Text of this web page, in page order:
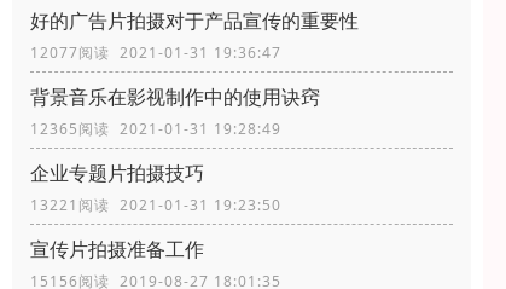
好的广告片拍摄对于产品宣传的重要性
12077阅读 2021-01-31 19:36:47
背景音乐在影视制作中的使用诀窍
12365阅读 2021-01-31 19:28:49
企业专题片拍摄技巧
13221阅读 2021-01-31 19:23:50
宣传片拍摄准备工作
15156阅读 2019-08-27 18:01:35